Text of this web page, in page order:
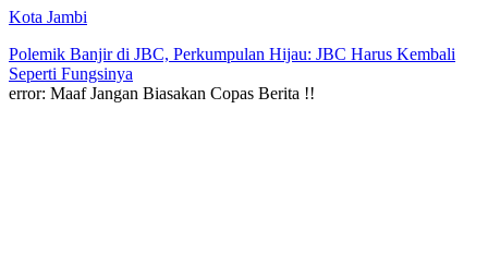
Kota Jambi
Polemik Banjir di JBC, Perkumpulan Hijau: JBC Harus Kembali
Seperti Fungsinya
error: Maaf Jangan Biasakan Copas Berita !!